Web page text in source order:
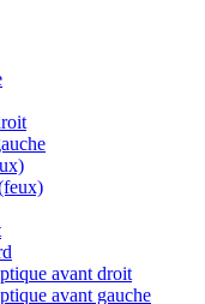
avant droit
avant gauche